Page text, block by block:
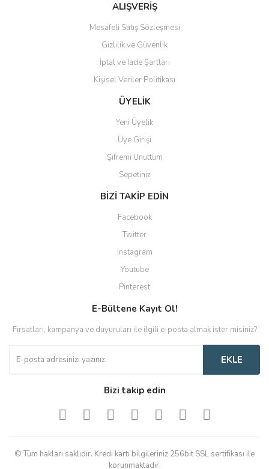
ALIŞVERİŞ
Mesafeli Satış Sözleşmesi
Gizlilik ve Güvenlik
İptal ve İade Şartları
Kişisel Veriler Politikası
ÜYELİK
Yeni Üyelik
Üye Girişi
Şifremi Unuttum
Sepetiniz
BİZİ TAKİP EDİN
Facebook
Twitter
Instagram
Youtube
Pinterest
E-Bültene Kayıt Ol!
Fırsatları, kampanya ve duyuruları ile ilgili e-posta almak ister misiniz?
EKLE
Bizi takip edin
© Tüm hakları saklıdır. Kredi kartı bilgileriniz 256bit SSL sertifikası ile
korunmaktadır.